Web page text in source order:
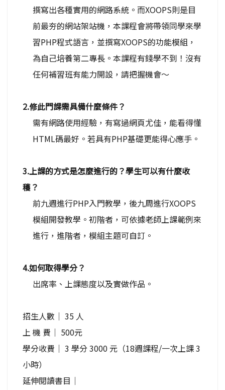
撰寫出各種實用的網路系統。而XOOPS則是目
前最夯的網站架站機，本課程會將帶領同學來學
習PHP程式語言，並撰寫XOOPS的功能模組，
為自己培養第二專長。本課程有錢學不到！沒有
任何補習班有能力開設，請把握機會～
2.修此門課需具備什麼條件？
需有網路使用經驗，有寫過網頁尤佳，能看得懂
HTML碼最好。若具有PHP基礎更能得心應手。
3.上課的方式是怎麼進行的？學生可以有什麼收
穫？
前九週進行PHP入門教學，後九周進行XOOPS
模組開發教學。初階者，可依據老師上課範例來
進行，進階者，模組主題可自訂。
4.如何取得學分？
出席率、上課態度以及實做作品。
招生人數│ 35 人
上 機 費│ 500元
學分收費│ 3 學分 3000 元（18週課程/一次上課 3
小時）
延伸閱讀書目│